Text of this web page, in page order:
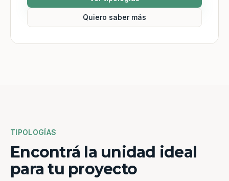
Quiero saber más
TIPOLOGÍAS
Encontrá la unidad ideal
para tu proyecto